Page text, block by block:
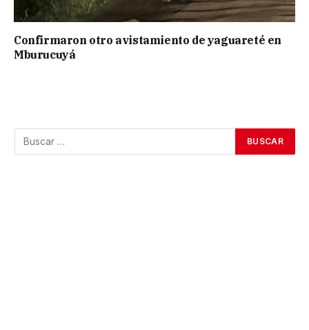
Confirmaron otro avistamiento de yaguareté en
Mburucuyá